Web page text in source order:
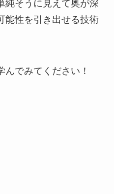
純そうに見えて奥が深
能性を引き出せる技術
でみてください！